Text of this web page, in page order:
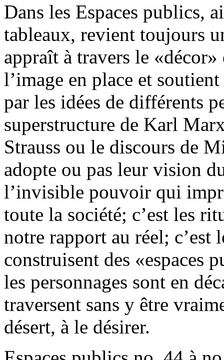
Dans les Espaces publics,
tableaux, revient toujours
appraît à travers le
l’image en place et
par les idées de différents
superstructure de Karl
Strauss ou le discours de
adopte ou pas leur vision
l’invisible pouvoir qui
toute la société; c’est les
notre rapport au réel; c’est
construisent des «espaces
les personnages sont en
traversent sans y être
désert, à le désirer.